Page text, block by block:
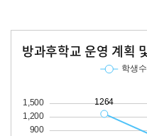
방과후학교 운영 계획